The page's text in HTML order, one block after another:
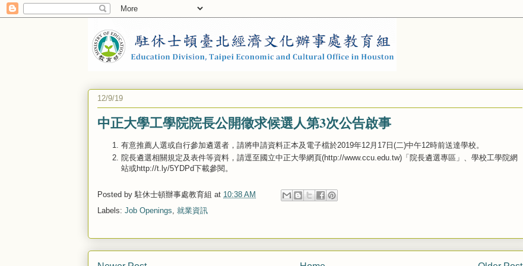
12/9/19
中正大學工學院院長公開徵求候選人第3次公告啟事
有意推薦人選或自行參加遴選者，請將申請資料正本及電子檔於2019年12月17日(二)中午12時前送達學校。
院長遴選相關規定及表件等資料，請逕至國立中正大學網頁(http://www.ccu.edu.tw)「院長遴選專區」、學校工學院網
站或http://t.ly/5YDPd下載參閱。
Posted by駐休士頓辦事處教育組 at 10:38 AM
Labels: Job Openings, 就業資訊